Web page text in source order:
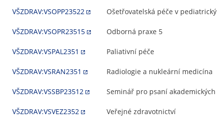
VŠZDRAV:VSOPP23522 Ošetřovatelská péče v
VŠZDRAV:VSOPR23515 Odborná praxe 5
VŠZDRAV:VSPAL2351 Paliativní péče
VŠZDRAV:VSRAN2351 Radiologie a nukleární medicína
VŠZDRAV:VSSBP23512 Seminář pro psaní akademických
VŠZDRAV:VSVEZ2352 Veřejné zdravotnictví